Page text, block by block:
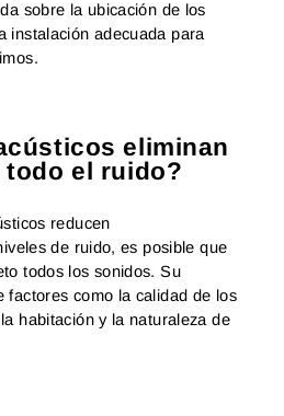
sobre la ubicación de los
instalación adecuada para
eliminan
el ruido?
reducen
de ruido, es posible que
todos los sonidos. Su
factores como la calidad de los
habitación y la naturaleza de